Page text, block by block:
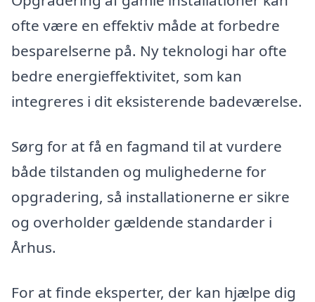
ofte være en effektiv måde at forbedre
besparelserne på. Ny teknologi har ofte
bedre energieffektivitet, som kan
integreres i dit eksisterende badeværelse.
Sørg for at få en fagmand til at vurdere
både tilstanden og mulighederne for
opgradering, så installationerne er sikre
og overholder gældende standarder i
Århus.
For at finde eksperter, der kan hjælpe dig